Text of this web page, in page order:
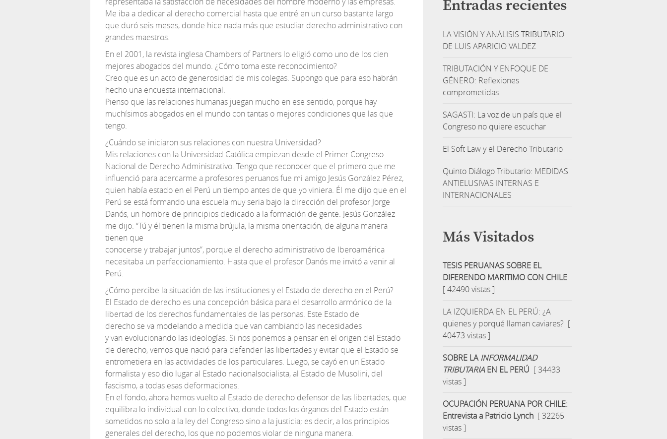
Me iba a dedicar al derecho comercial hasta que entré en un curso bastante largo
que duró seis meses, donde hice nada más que estudiar derecho administrativo con
grandes maestros.
En el 2001, la revista inglesa Chambers of Partners lo eligió como uno de los cien
mejores abogados del mundo. ¿Cómo toma este reconocimiento?
Creo que es un acto de generosidad de mis colegas. Supongo que para eso habrán
hecho una encuesta internacional.
Pienso que las relaciones humanas juegan mucho en ese sentido, porque hay
muchísimos abogados en el mundo con tantas o mejores condiciones que las que
tengo.
¿Cuándo se iniciaron sus relaciones con nuestra Universidad?
Mis relaciones con la Universidad Católica empiezan desde el Primer Congreso
Nacional de Derecho Administrativo. Tengo que reconocer que el primero que me
influenció para acercarme a profesores peruanos fue mi amigo Jesús González Pérez,
quien había estado en el Perú un tiempo antes de que yo viniera. Él me dijo que en el
Perú se está formando una escuela muy seria bajo la dirección del profesor Jorge
Danós, un hombre de principios dedicado a la formación de gente. Jesús González
me dijo: “Tú y él tienen la misma brújula, la misma orientación, de alguna manera
tienen que
conocerse y trabajar juntos”, porque el derecho administrativo de Iberoamérica
necesitaba un perfeccionamiento. Hasta que el profesor Danós me invitó a venir al
Perú.
¿Cómo percibe la situación de las instituciones y el Estado de derecho en el Perú?
El Estado de derecho es una concepción básica para el desarrollo armónico de la
libertad de los derechos fundamentales de las personas. Este Estado de
derecho se va modelando a medida que van cambiando las necesidades
y van evolucionando las ideologías. Si nos ponemos a pensar en el origen del Estado
de derecho, vemos que nació para defender las libertades y evitar que el Estado se
entrometiera en las actividades de los particulares. Luego, se cayó en un Estado
formalista y eso dio lugar al Estado nacionalsocialista, al Estado de Musolini, del
fascismo, a todas esas deformaciones.
En el fondo, ahora hemos vuelto al Estado de derecho defensor de las libertades, que
equilibra lo individual con lo colectivo, donde todos los órganos del Estado están
sometidos no solo a la ley del Congreso sino a la justicia; es decir, a los principios
generales del derecho, los que no podemos violar de ninguna manera.
Entradas recientes
LA VISIÓN Y ANÁLISIS TRIBUTARIO
DE LUIS APARICIO VALDEZ
TRIBUTACIÓN Y ENFOQUE DE
GÉNERO: Reflexiones
comprometidas
SAGASTI: La voz de un país que el
Congreso no quiere escuchar
El Soft Law y el Derecho Tributario
Quinto Diálogo Tributario: MEDIDAS
ANTIELUSIVAS INTERNAS E
INTERNACIONALES
Más Visitados
TESIS PERUANAS SOBRE EL
DIFERENDO MARITIMO CON CHILE
[ 42490 vistas ]
LA IZQUIERDA EN EL PERÚ: ¿A
quienes y porqué llaman caviares? [
40473 vistas ]
SOBRE LAINFORMALIDAD
TRIBUTARIAEN EL PERÚ [ 34433
vistas ]
OCUPACIÓN PERUANA POR CHILE:
Entrevista a Patricio Lynch [ 32265
vistas ]